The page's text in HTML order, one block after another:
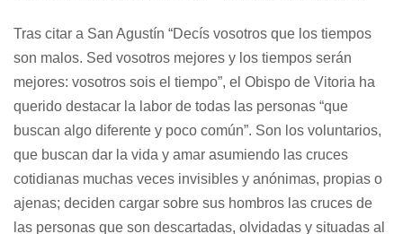
Tras citar a San Agustín “Decís vosotros que los tiempos
son malos. Sed vosotros mejores y los tiempos serán
mejores: vosotros sois el tiempo”, el Obispo de Vitoria ha
querido destacar la labor de todas las personas “que
buscan algo diferente y poco común”. Son los voluntarios,
que buscan dar la vida y amar asumiendo las cruces
cotidianas muchas veces invisibles y anónimas, propias o
ajenas; deciden cargar sobre sus hombros las cruces de
las personas que son descartadas, olvidadas y situadas al